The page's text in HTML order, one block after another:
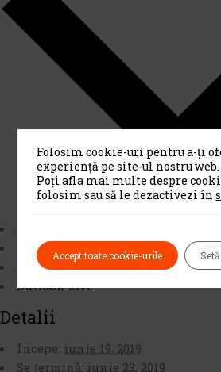
iCalendar
Outlook 365
Outlook Live
Detalii
Începe: iunie 19, 2019
Se termină: iunie 23, 2019
Folosim cookie-uri pentru a-ți
experiență pe site-ul nostru web.
Poți afla mai multe despre
folosim sau să le dezactivezi în
Accept toate cookie-urile